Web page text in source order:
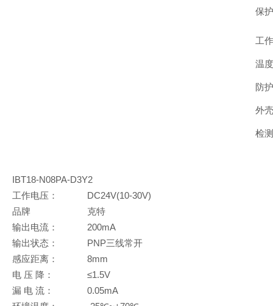
保护
工
温
防
外
检
IBT18-N08PA-D3Y2
工作电压：
DC24V(10-30V)
品牌
克特
输出电流：
200mA
输出状态：
PNP三线常开
感应距离：
8mm
电 压 降：
≤1.5V
漏 电 流：
0.05mA